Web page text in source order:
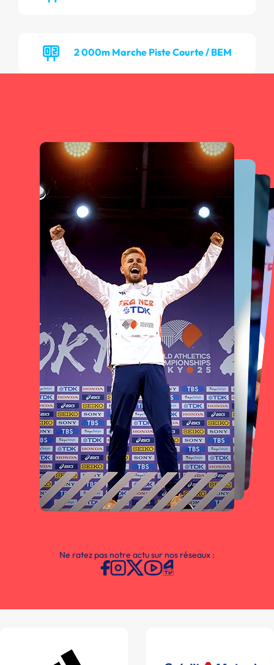
2 000m Marche Piste Courte / BEM
Ne ratez pas notre actu sur nos réseaux :